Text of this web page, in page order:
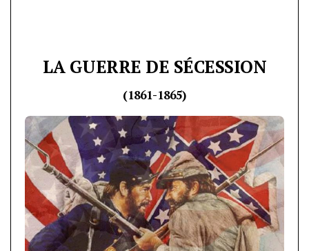
LA GUERRE DE SÉCESSION
(1861-1865)